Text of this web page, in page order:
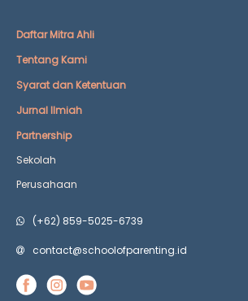
Daftar Mitra Ahli
Tentang Kami
Syarat dan Ketentuan
Jurnal Ilmiah
Partnership
Sekolah
Perusahaan
(+62) 859-5025-6739
contact@schoolofparenting.id